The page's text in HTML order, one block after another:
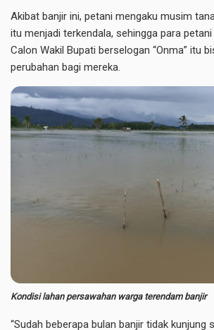
Akibat banjir ini, petani mengaku musim
itu menjadi terkendala, sehingga para
Calon Wakil Bupati berselogan “Onma” itu
perubahan bagi mereka.
Kondisi lahan persawahan warga terendam banjir
“Sudah beberapa bulan banjir tidak kunjung